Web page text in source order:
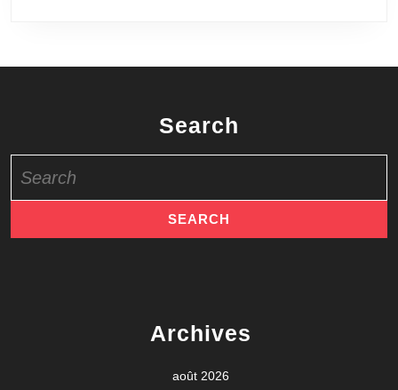
Search
for:
Archives
août 2026